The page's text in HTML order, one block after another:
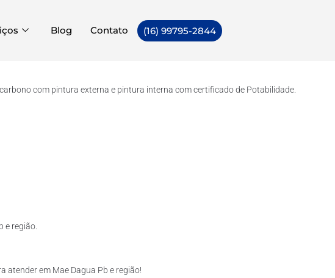
Blog Contato (16) 99795-2844
com pintura externa e pintura interna com certificado de Potabilidade.
e região.
atender em Mae Dagua Pb e região!